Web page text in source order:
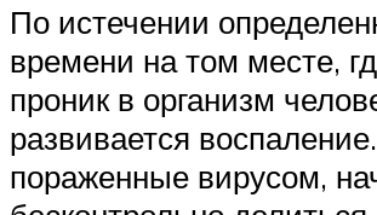
По истечении
времени на том месте,
проник в организм
развивается
пораженные вирусом,